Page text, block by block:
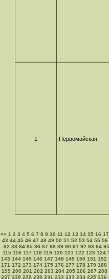
1 Первомайская
<<1 2 3 4 5 6 7 8 9 10 11 12 13 14 15 16 17
43 44 45 46 47 48 49 50 51 52 53 54 55 56
82 83 84 85 86 87 88 89 90 91 92 93 94 95
115 116 117 118 119 120 121 122 123 124
143 144 145 146 147 148 149 150 151 152
171 172 173 174 175 176 177 178 179 180
199 200 201 202 203 204 205 206 207 208
227 228 229 230 231 232 233 234 235 236